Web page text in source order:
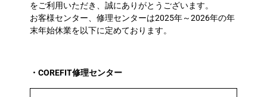
をご利用いただき、誠にありがとうございます。
お客様センター、修理センターは2025年～2026年の年
末年始休業を以下に定めております。
・COREFIT修理センター